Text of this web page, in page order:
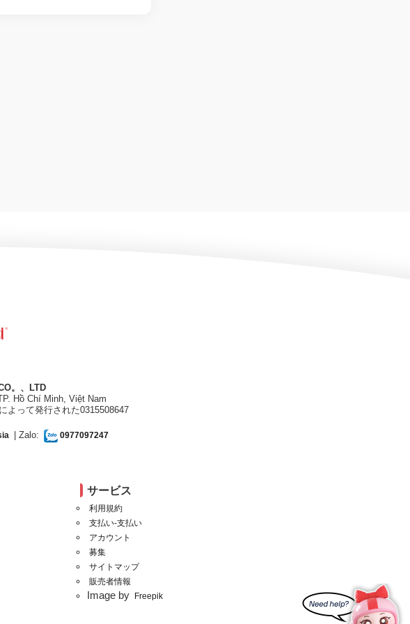
。、LTD
Hồ Chí Minh, Việt Nam
よって発行された0315508647
| Zalo: 0977097247
サービス
利用規約
支払い-支払い
アカウント
募集
サイトマップ
販売者情報
Image by Freepik